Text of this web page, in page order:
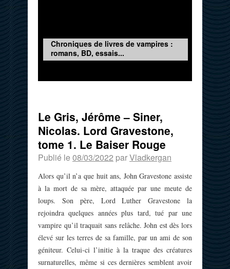
Chroniques de livres de vampires :
romans, BD, essais...
Le Gris, Jérôme – Siner,
Nicolas. Lord Gravestone,
tome 1. Le Baiser Rouge
Publié le 08/03/2022 parVladkergan
Alors qu’il n’a que huit ans, John Gravestone assiste
à la mort de sa mère, attaquée par une meute de
loups. Son père, Lord Luther Gravestone la
rejoindra quelques années plus tard, tué par une
vampire qu’il traquait sans relâche. John est dès lors
élevé sur les terres de sa famille, par un ami de son
géniteur. Celui-ci l’initie à la traque des créatures
surnaturelles, même si ces dernières semblent avoir